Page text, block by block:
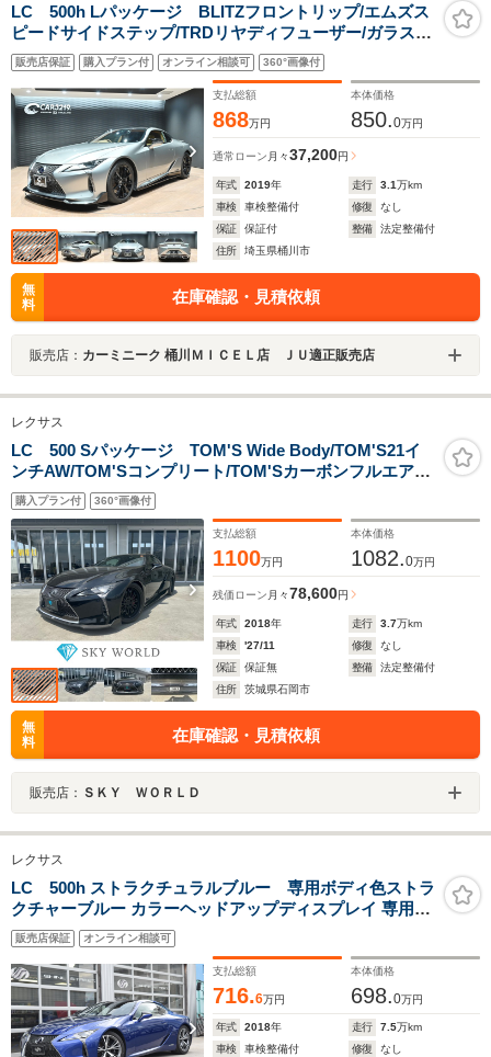
LC 500h Lパッケージ BLITZフロントリップ/エムズス
ピードサイドステップ/TRDリヤディフューザー/ガラスル
ーフ/オーカーインテリア/アルカンターラ内装/純正ナビ/
フルセグ/Bカメラ/ETC2.0/BSM/HUD/三眼Hライト/ドラレ
コ/シートベンチ
販売店保証 購入プラン付 オンライン相談可 360°画像付
支払総額
868万円
本体価格
850.0万円
通常ローン 月々37,200円
年式 2019年 走行 3.1万km
車検
車検整備付 修復
なし
保証
保証付 整備
法定整備付
住所
埼玉県桶川市
無
料
在庫確認・見積依頼
販売店： カーミニーク 桶川ＭＩＣＥＬ店 ＪＵ適正販売店
レクサス
LC 500 Sパッケージ TOM'S Wide Body/TOM'S21イ
ンチAW/TOM'Sコンプリート/TOM'Sカーボンフルエア
ロ/TOM'Sマフラーカッター/カーボンルーフ
購入プラン付 360°画像付
支払総額
1100万円
本体価格
1082.0万円
残価ローン 月々78,600円
年式 2018年 走行 3.7万km
車検
'27/11 修復
なし
保証
保証無 整備
法定整備付
住所
茨城県石岡市
無
料
在庫確認・見積依頼
販売店： ＳＫＹ ＷＯＲＬＤ
レクサス
LC 500h ストラクチュラルブルー 専用ボディ色ストラ
クチャーブルー カラーヘッドアップディスプレイ 専用ロ
ゴカーボン製スカッフプレート マークレビンソンサウン
ド13スピーカー ステアリングヒーター アルカンターラル
ーフ ブルーモーメント内装
販売店保証 オンライン相談可
支払総額
716.6万円
本体価格
698.0万円
年式 2018年 走行 7.5万km
車検
車検整備付 修復
なし